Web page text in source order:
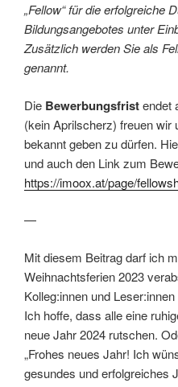
„Fellow“ für die erfolgreiche
Bildungsangebotes unter
Zusätzlich werden Sie als
genannt.
Die Bewerbungsfristendet
(kein Aprilscherz) freuen wir
bekannt geben zu dürfen.
und auch den Link zum
https://imoox.at/page/
—
Mit diesem Beitrag darf ich
Weihnachtsferien 2023
Kolleg:innen und
Ich hoffe, dass alle eine
neue Jahr 2024 rutschen.
„Frohes neues Jahr! Ich
gesundes und erfolgreiches